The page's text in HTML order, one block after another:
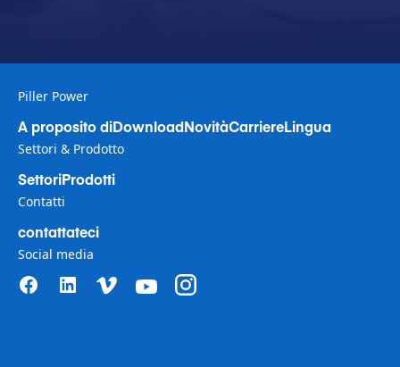
Piller Power
A proposito diDownloadNovitàCarriereLingua
Settori & Prodotto
SettoriProdotti
Contatti
contattateci
Social media